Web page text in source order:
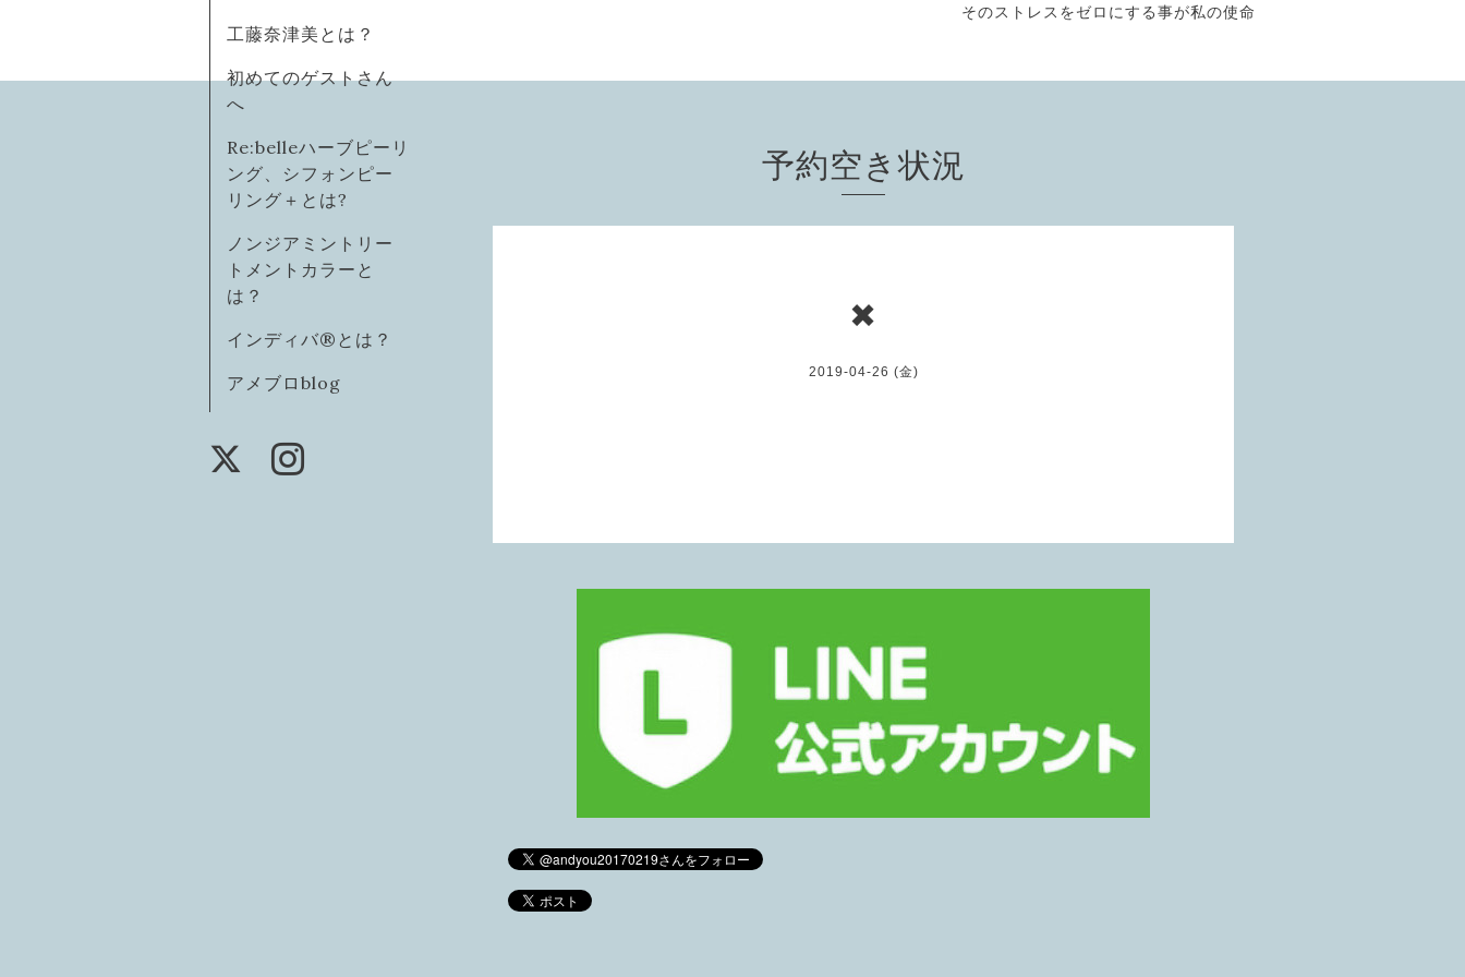
そのストレスをゼロにする事が私の使命
工藤奈津美とは？
初めてのゲストさん
へ
Re:belleハーブピーリ
ング、シフォンピー
リング＋とは?
ノンジアミントリー
トメントカラーと
は？
インディバ®️とは？
アメブロblog
予約空き状況
✖
2019-04-26 (金)